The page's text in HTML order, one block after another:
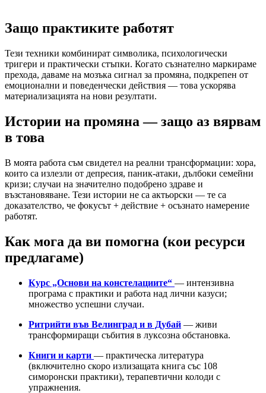
Защо практиките работят
Тези техники комбинират символика, психологически
тригери и практически стъпки. Когато съзнателно маркираме
прехода, даваме на мозъка сигнал за промяна, подкрепен от
емоционални и поведенчески действия — това ускорява
материализацията на нови резултати.
Истории на промяна — защо аз вярвам
в това
В моята работа съм свидетел на реални трансформации: хора,
които са излезли от депресия, паник-атаки, дълбоки семейни
кризи; случаи на значително подобрено здраве и
възстановяване. Тези истории не са актьорски — те са
доказателство, че фокусът + действие + осъзнато намерение
работят.
Как мога да ви помогна (кои ресурси
предлагаме)
Курс „Основи на констелациите“ — интензивна
програма с практики и работа над лични казуси;
множество успешни случаи.
Ритрийти във Велинград и в Дубай — живи
трансформиращи събития в луксозна обстановка.
Книги и карти — практическа литература
(включително скоро излизащата книга със 108
симоронски практики), терапевтични колоди с
упражнения.